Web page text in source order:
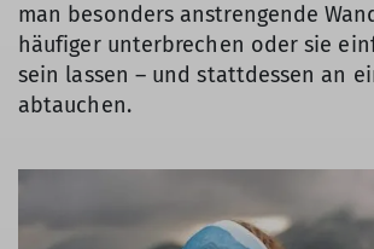
man besonders anstrengende
häufiger unterbrechen oder sie
sein lassen – und stattdessen an
abtauchen.